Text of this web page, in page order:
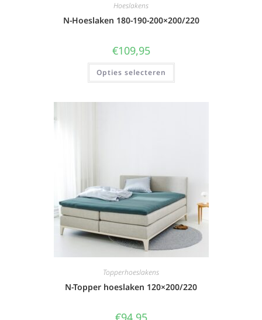
Hoeslakens
N-Hoeslaken 180-190-200×200/220
€109,95
Opties selecteren
Topperhoeslakens
N-Topper hoeslaken 120×200/220
€94,95